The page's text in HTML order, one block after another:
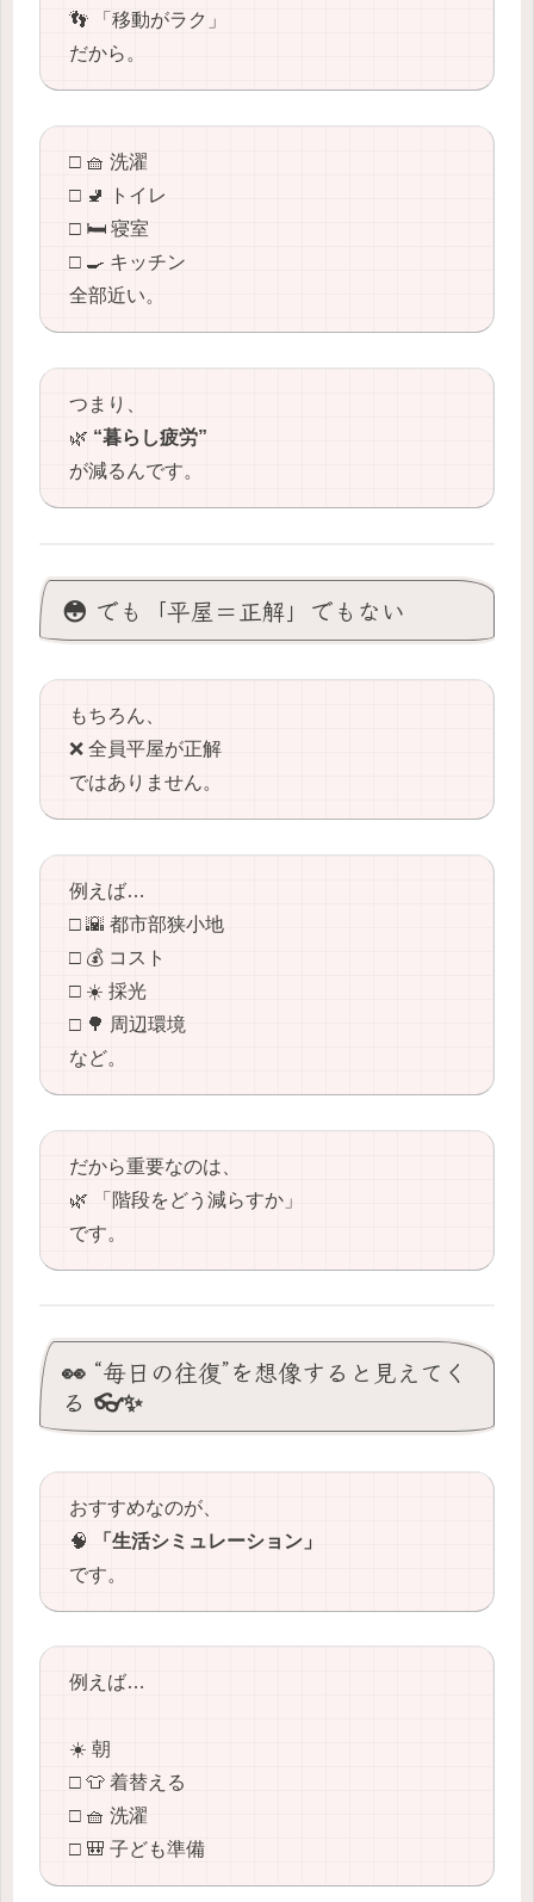
👣 「移動がラク」
だから。
□ 🧺 洗濯
□ 🚽 トイレ
□ 🛏️ 寝室
□ 🍳 キッチン
全部近い。
つまり、
🌿 “暮らし疲労”
が減るんです。
😳 でも「平屋＝正解」でもない
もちろん、
❌ 全員平屋が正解
ではありません。
例えば…
□ 🌇 都市部狭小地
□ 💰 コスト
□ ☀️ 採光
□ 🌳 周辺環境
など。
だから重要なのは、
🌿 「階段をどう減らすか」
です。
👀 “毎日の往復”を想像すると見えてく
る 👓✨
おすすめなのが、
🧠
「生活シミュレーション」
です。
例えば…
☀️ 朝
□ 👕 着替える
□ 🧺 洗濯
□ 🎒 子ども準備